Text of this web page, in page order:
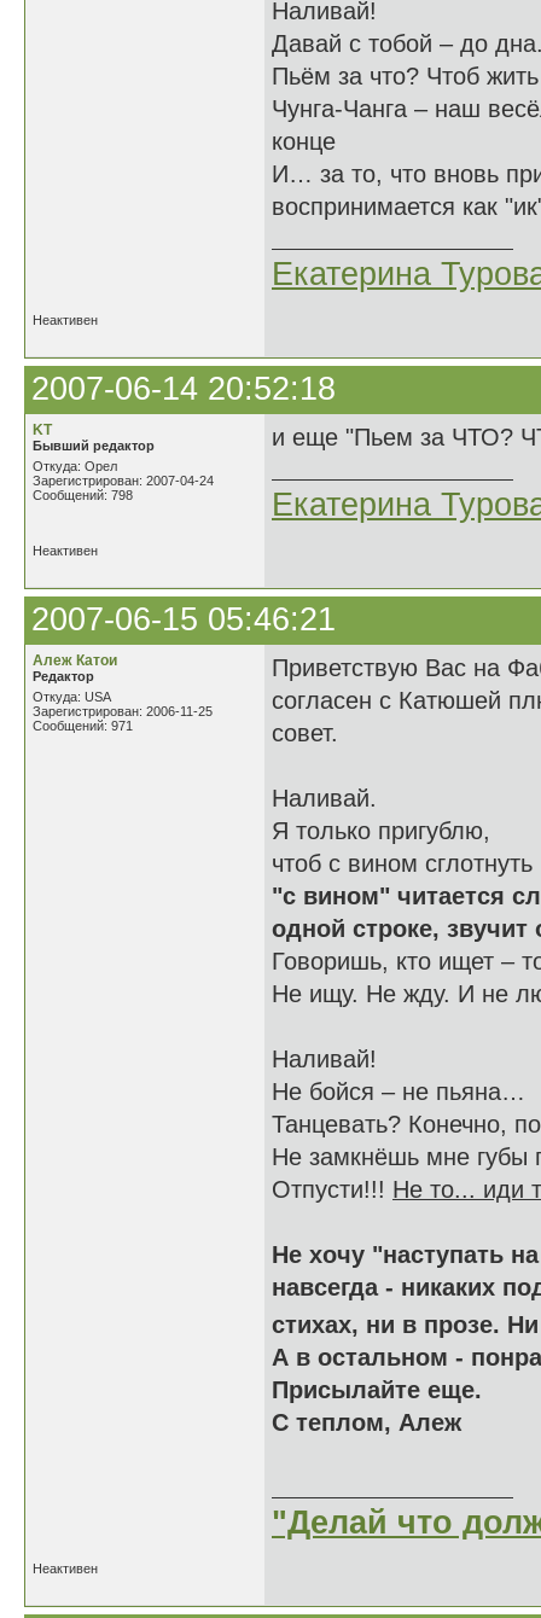
Наливай!
Давай с тобой – до
Пьём за что? Чтоб
Чунга-Чанга – наш
конце
И… за то, что вновь
воспринимается как
Екатерина
Неактивен
2007-06-14 20:52:18
KT
Бывший редактор
Откуда: Орел
Зарегистрирован: 2007-04-24
Сообщений: 798
и еще "Пьем за ЧТО?
Екатерина
Неактивен
2007-06-15 05:46:21
Алеж Катои
Редактор
Откуда: USA
Зарегистрирован: 2006-11-25
Сообщений: 971
Приветствую Вас на
согласен с Катюшей
совет.
Наливай.
Я только пригублю,
чтоб с вином
"с вином" читается
одной строке,
Говоришь, кто ищет –
Не ищу. Не жду. И не
Наливай!
Не бойся – не пьяна…
Танцевать? Конечно,
Не замкнёшь мне губы
Отпусти!!! Не то... иди
Не хочу "наступать
навсегда - никаких
стихах, ни в прозе.
А в остальном -
Присылайте еще.
С теплом, Алеж
"Делай что
Неактивен